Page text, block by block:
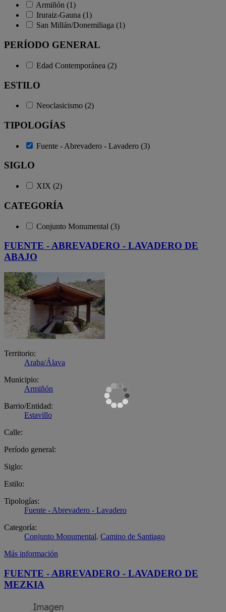
Armiñón (1)
Iruraiz-Gauna (1)
San Millán/Donemiliaga (1)
PERÍODO GENERAL
Edad Contemporánea (2)
ESTILO
Neoclasicismo (2)
TIPOLOGÍAS
Fuente - Abrevadero - Lavadero (3)
SIGLO
XIX (2)
CATEGORÍA
Conjunto Monumental (3)
FUENTE - ABREVADERO - LAVADERO DE
ABAJO
Territorio:
Araba/Álava
Municipio:
Armiñón
Barrio/Entidad:
Estavillo
Calle:
Período general:
Siglo:
Estilo:
Tipologías:
Fuente - Abrevadero - Lavadero
Categoría:
Conjunto Monumental. Camino de Santiago
Más información
FUENTE - ABREVADERO - LAVADERO DE
MEZKIA